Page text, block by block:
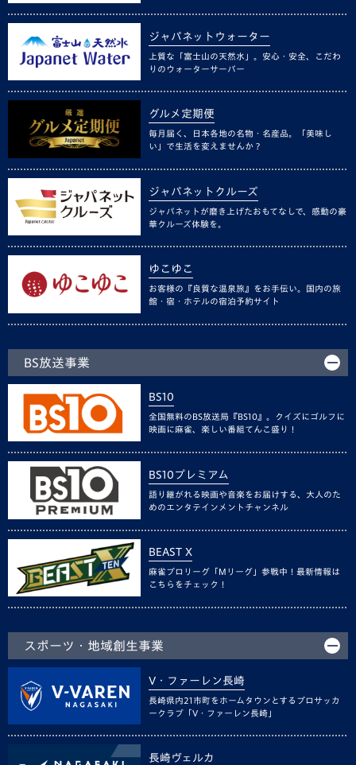
ジャパネットウォーター
上質な「富士山の天然水」。安心・安全、こだわ
りのウォーターサーバー
グルメ定期便
毎月届く、日本各地の名物・名産品。「美味し
い」で生活を変えませんか？
ジャパネットクルーズ
ジャパネットが磨き上げたおもてなしで、感動の豪
華クルーズ体験を。
ゆこゆこ
お客様の『良質な温泉旅』をお手伝い。国内の旅
館・宿・ホテルの宿泊予約サイト
BS放送事業
BS10
全国無料のBS放送局『BS10』。クイズにゴルフに
映画に麻雀、楽しい番組てんこ盛り！
BS10プレミアム
語り継がれる映画や音楽をお届けする、大人のた
めのエンタテインメントチャンネル
BEAST X
麻雀プロリーグ「Mリーグ」参戦中！最新情報は
こちらをチェック！
スポーツ・地域創生事業
V・ファーレン長崎
長崎県内21市町をホームタウンとするプロサッカ
ークラブ「V・ファーレン長崎」
長崎ヴェルカ